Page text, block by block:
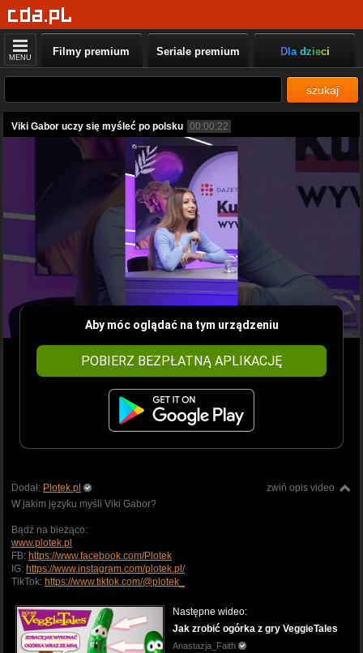
MENU Filmy premium Seriale premium Dla dzieci
szukaj
Viki Gabor uczy się myśleć po polsku 00:00:22
Aby móc oglądać na tym urządzeniu
POBIERZ BEZPŁATNĄ APLIKACJĘ
zwiń opis video
Dodał: Plotek.pl
W jakim języku myśli Viki Gabor?
Bądź na bieżąco:
www.plotek.pl
FB: https://www.facebook.com/Plotek
IG: https://www.instagram.com/plotek.pl/
TikTok: https://www.tiktok.com/@plotek_
Następne wideo:
Jak zrobić ogórka z gry VeggieTales
Anastazja_Faith